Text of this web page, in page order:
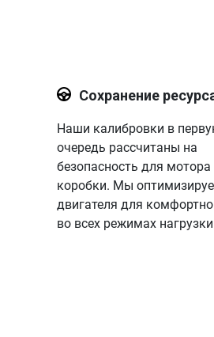
Сохранение
Наши калибровки в
очередь рассчитаны на
безопасность для мотора
коробки. Мы
двигателя для
во всех режимах